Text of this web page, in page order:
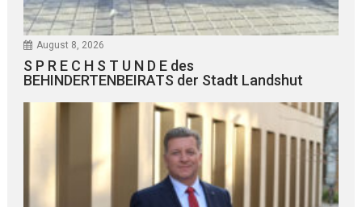
August 8, 2026
S P R E C H S T U N D E des
BEHINDERTENBEIRATS der Stadt Landshut